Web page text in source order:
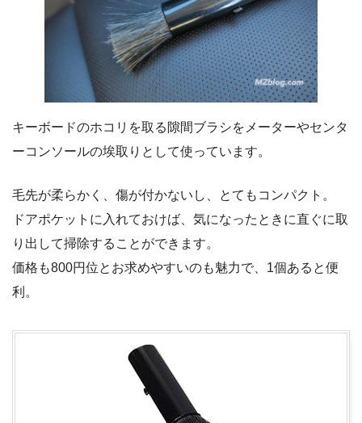
キーボードのホコリを取る隙間ブラシをメーターやセンタ
ーコンソールの埃取りとして使っています。
毛先が柔らかく、傷が付かないし、とてもコンパクト。
ドアポケットに入れておけば、気になったときに直ぐに取
り出して掃除することができます。
価格も800円位とお求めやすいのも魅力で、1個あると便
利。